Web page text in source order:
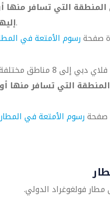
التي تسافر منها
.
صفحةرسوم الأمتعة في
8 مناطق مختلفة.
التي تسافر منها أو
صفحةرسوم الأمتعة في المطار
فولغوغراد الدولي.